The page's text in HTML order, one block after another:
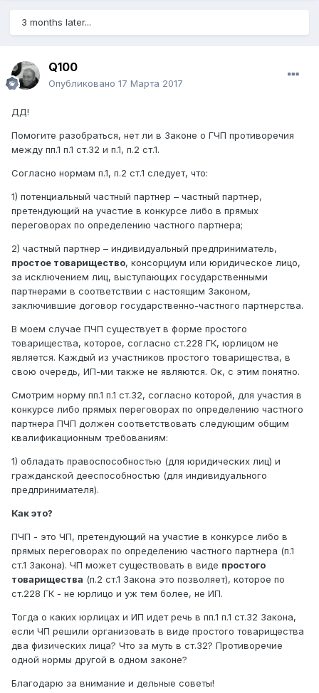
3 months later...
Q100
Опубликовано 17 Марта 2017
ДД!
Помогите разобраться, нет ли в Законе о ГЧП противоречия
между пп.1 п.1 ст.32 и п.1, п.2 ст.1.
Согласно нормам п.1, п.2 ст.1 следует, что:
1) потенциальный частный партнер – частный партнер,
претендующий на участие в конкурсе либо в прямых
переговорах по определению частного партнера;
2) частный партнер – индивидуальный предприниматель,
простое товарищество, консорциум или юридическое лицо,
за исключением лиц, выступающих государственными
партнерами в соответствии с настоящим Законом,
заключившие договор государственно-частного партнерства.
В моем случае ПЧП существует в форме простого
товарищества, которое, согласно ст.228 ГК, юрлицом не
является. Каждый из участников простого товарищества, в
свою очередь, ИП-ми также не являются. Ок, с этим понятно.
Смотрим норму пп.1 п.1 ст.32, согласно которой, для участия в
конкурсе либо прямых переговорах по определению частного
партнера ПЧП должен соответствовать следующим общим
квалификационным требованиям:
1) обладать правоспособностью (для юридических лиц) и
гражданской дееспособностью (для индивидуального
предпринимателя).
Как это?
ПЧП - это ЧП, претендующий на участие в конкурсе либо в
прямых переговорах по определению частного партнера (п.1
ст.1 Закона). ЧП может существовать в виде простого
товарищества (п.2 ст.1 Закона это позволяет), которое по
ст.228 ГК - не юрлицо и уж тем более, не ИП.
Тогда о каких юрлицах и ИП идет речь в пп.1 п.1 ст.32 Закона,
если ЧП решили организовать в виде простого товарищества
два физических лица? Что за муть в ст.32? Противоречие
одной нормы другой в одном законе?
Благодарю за внимание и дельные советы!